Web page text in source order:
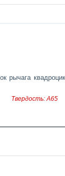
Твердость: A65